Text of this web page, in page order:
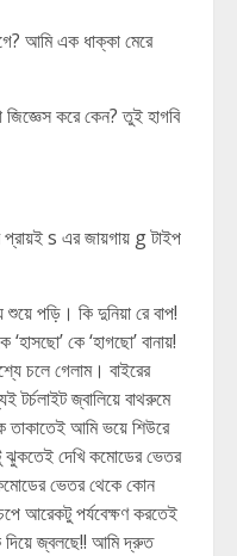
আমি এক ধাক্কা মেরে
করে কেন? তুই হাগবি
প্রায়ই s এর জায়গায় g টাইপ
শুয়ে পড়ি। কি দুনিয়া রে বাপ!
কে ‘হাগছো’ বানায়!
চলে গেলাম। বাইরের
টর্চলাইট জ্বালিয়ে বাথরুমে
তাকাতেই আমি ভয়ে শিউরে
ঝুকতেই দেখি কমোডের ভেতর
কমোডের ভেতর থেকে কোন
আরেকটু পর্যবেক্ষণ করতেই
দিয়ে জ্বলছে!! আমি দ্রুত